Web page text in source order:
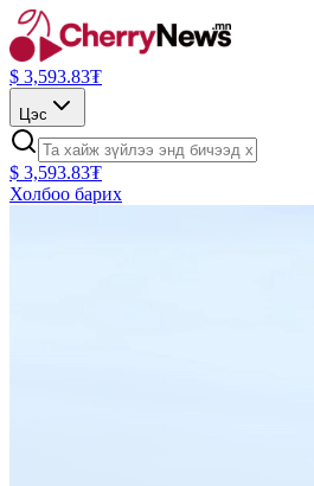
$ 3,593.83₮
Цэс
$ 3,593.83₮
Холбоо барих